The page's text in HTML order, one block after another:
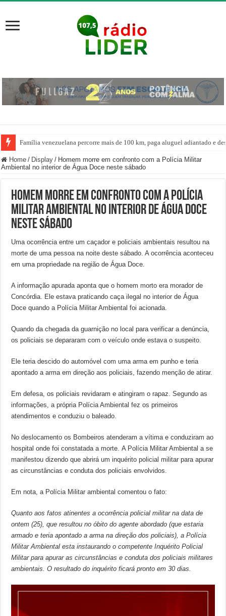
Família venezuelana percorre mais de 100 km, paga aluguel adiantado e
Home / Display / Homem morre em confronto com a Polícia Militar
Ambiental no interior de Água Doce neste sábado
Homem morre em confronto com a Polícia
Militar Ambiental no interior de Água Doce
neste sábado
Uma ocorrência entre um caçador e policiais ambientais resultou na
morte de uma pessoa na noite deste sábado. A ocorrência aconteceu
em uma propriedade na região de Água Doce.
A informação apurada aponta que o homem morto era morador de
Concórdia. Ele estava praticando caça ilegal no interior de Água
Doce quando a Polícia Militar Ambiental foi acionada.
Quando da chegada da guarnição no local para verificar a denúncia,
os policiais se depararam com o veículo onde estava o suspeito.
Ele teria descido do automóvel com uma arma em punho e teria
apontado a arma em direção aos policiais, fazendo menção de atirar.
Em defesa, os policiais revidaram e atingiram o rapaz. Segundo as
informações, a própria Polícia Ambiental fez os primeiros
atendimentos e conduziu o baleado.
No deslocamento os Bombeiros atenderam a vítima e conduziram ao
hospital onde foi constatada a morte. A Polícia Militar Ambiental a se
manifestou dizendo que abrirá um inquérito policial militar para apurar
as circunstâncias e conduta dos policiais envolvidos.
Em nota, a Polícia Militar ambiental comentou o fato:
Quanto aos fatos atinentes a ocorrência policial militar na data de
ontem (25), que resultou no óbito do agente abordado (que estaria
armado e teria apontado a arma na direção dos policiais), a Polícia
Militar Ambiental esta instaurando o competente Inquérito Policial
Militar para apurar as circunstâncias e conduta dos policiais militares
ambientais. O resultado do inquérito ficará pronto em 30 dias.